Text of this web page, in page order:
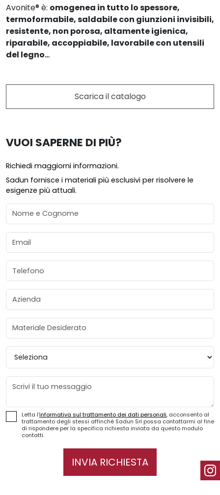
Avonite® è: omogenea in tutto lo spessore,
termoformabile, saldabile con giunzioni invisibili,
resistente, non porosa, altamente igienica,
riparabile, accoppiabile, lavorabile con utensili
del legno...
Scarica il catalogo
VUOI SAPERNE DI PIÙ?
Richiedi maggiorni informazioni.
Sadun fornisce i materiali più esclusivi per risolvere le
esigenze più attuali.
Nome e Cognome
Email
Telefono
Azienda
Materiale Desiderato
Provincia
Messaggio
Letta l'informativa sul trattamento dei dati personali, acconsento al
trattamento degli stessi affinché Sadun Srl possa contattarmi al fine
di rispondere per la specifica richiesta inviata da questo modulo
contatti.
INVIA RICHIESTA